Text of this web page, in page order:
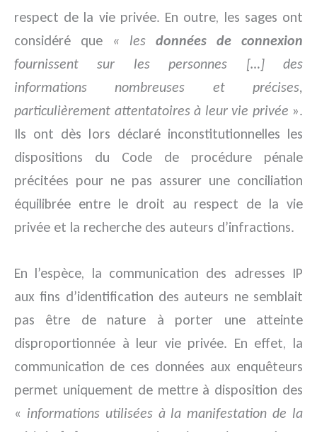
respect de la vie privée. En outre, les sages ont
considéré que « les données de connexion
fournissent sur les personnes […] des
informations nombreuses et précises,
particulièrement attentatoires à leur vie privée ».
Ils ont dès lors déclaré inconstitutionnelles les
dispositions du Code de procédure pénale
précitées pour ne pas assurer une conciliation
équilibrée entre le droit au respect de la vie
privée et la recherche des auteurs d’infractions.
En l’espèce, la communication des adresses IP
aux fins d’identification des auteurs ne semblait
pas être de nature à porter une atteinte
disproportionnée à leur vie privée. En effet, la
communication de ces données aux enquêteurs
permet uniquement de mettre à disposition des
« informations utilisées à la manifestation de la